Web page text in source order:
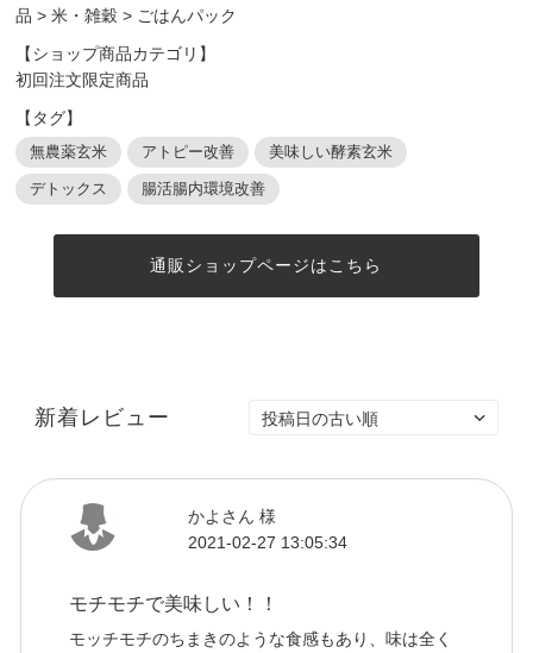
品 >米・雑穀 > ごはんパック
【ショップ商品カテゴリ】
初回注文限定商品
【タグ】
無農薬玄米 アトピー改善 美味しい酵素玄米
デトックス 腸活腸内環境改善
通販ショップページはこちら
新着レビュー
かよさん 様
2021-02-27 13:05:34
モチモチで美味しい！！
モッチモチのちまきのような食感もあり、味は全く